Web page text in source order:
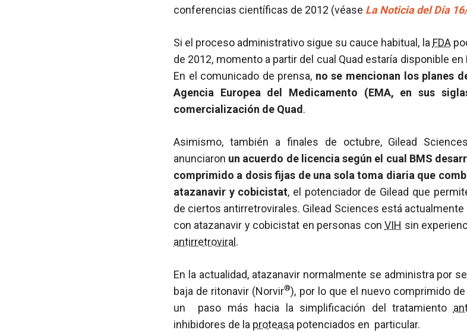
conferencias científicas de 2012 (véase La Noticia del Día
Si el proceso administrativo sigue su cauce habitual, la FDA
de 2012, momento a partir del cual Quad estaría disponible en
En el comunicado de prensa, no se mencionan los planes
Agencia Europea del Medicamento (EMA, en sus
comercialización de Quad .
Asimismo, también a finales de octubre, Gilead
anunciaron un acuerdo de licencia según el cual BMS
comprimido a dosis fijas de una sola toma diaria que
atazanavir y cobicistat, el potenciador de Gilead que
de ciertos antirretrovirales. Gilead Sciences está
con atazanavir y cobicistat en personas conVIH sin
antirretroviral .
En la actualidad, atazanavir normalmente se administra por
baja de ritonavir (Norvir®), por lo que el nuevo comprimido
un paso más hacia la simplificación del tratamiento
inhibidores de la proteasa potenciados en particular.